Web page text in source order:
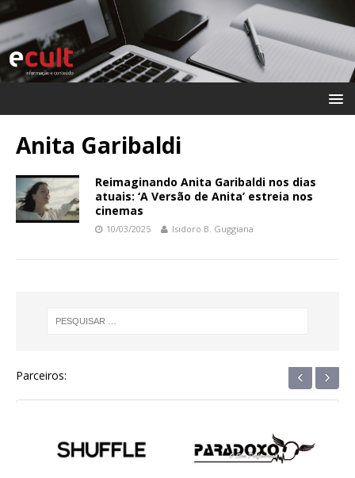
Anita Garibaldi
Reimaginando Anita Garibaldi nos dias
atuais: ‘A Versão de Anita’ estreia nos
cinemas
10/03/2025 Isidoro B. Guggiana
Parceiros: ‹ ›